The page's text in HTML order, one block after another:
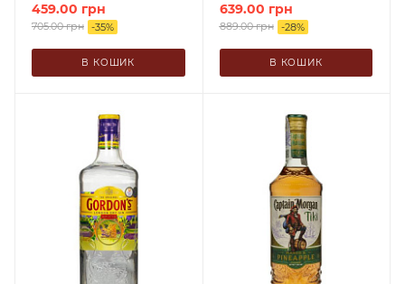
459.00 грн
705.00грн -35%
В КОШИК
639.00 грн
889.00грн -28%
В КОШИК